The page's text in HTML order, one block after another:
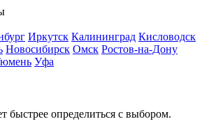
Иркутск Калининград Кисловодск
Новосибирск Омск Ростов-на-Дону
Уфа
быстрее определиться с выбором.